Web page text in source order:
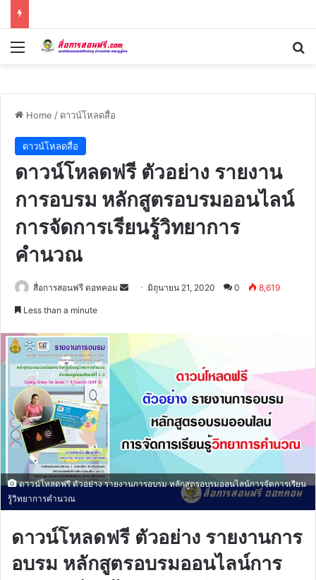
Menu
Home / ดาวน์โหลดสื่อ
ดาวน์โหลดสื่อ
ดาวน์โหลดฟรี ตัวอย่าง รายงาน
การอบรม หลักสูตรอบรมออนไลน์
การจัดการเรียนรู้วิทยาการ
คำนวณ
สื่อการสอนฟรี ดอทคอม
Sendมิถุนายน 21, 2020 0 8,619
Less than a minute
ดาวน์โหลดฟรี ตัวอย่าง รายงานการอบรม หลักสูตรอบรมออนไลน์การจัดการเรียน
รู้วิทยาการคำนวณ
ดาวน์โหลดฟรี ตัวอย่าง รายงานการ
อบรม หลักสูตรอบรมออนไลน์การ